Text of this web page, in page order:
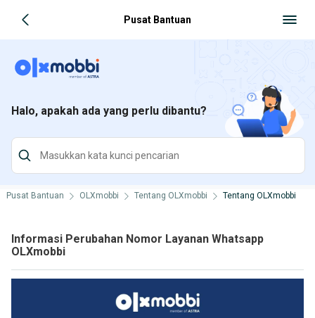
Pusat Bantuan
Halo, apakah ada yang perlu dibantu?
Pusat Bantuan OLXmobbi Tentang OLXmobbi Tentang OLXmobbi
Informasi Perubahan Nomor Layanan Whatsapp
OLXmobbi